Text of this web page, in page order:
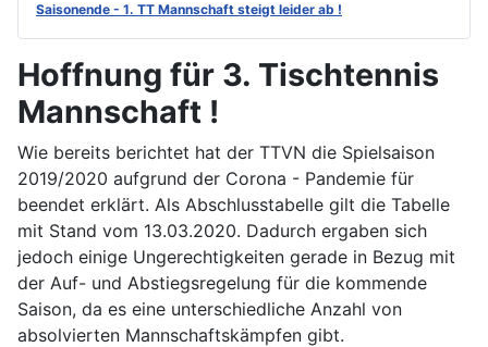
Saisonende - 1. TT Mannschaft steigt leider ab !
Hoffnung für 3. Tischtennis
Mannschaft !
Wie bereits berichtet hat der TTVN die Spielsaison
2019/2020 aufgrund der Corona - Pandemie für
beendet erklärt. Als Abschlusstabelle gilt die Tabelle
mit Stand vom 13.03.2020. Dadurch ergaben sich
jedoch einige Ungerechtigkeiten gerade in Bezug mit
der Auf- und Abstiegsregelung für die kommende
Saison, da es eine unterschiedliche Anzahl von
absolvierten Mannschaftskämpfen gibt.